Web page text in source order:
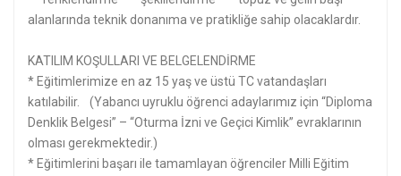
alanlarında teknik donanıma ve pratikliğe sahip olacaklardır.
KATILIM KOŞULLARI VE BELGELENDİRME
* Eğitimlerimize en az 15 yaş ve üstü TC vatandaşları
katılabilir. (Yabancı uyruklu öğrenci adaylarımız için “Diploma
Denklik Belgesi” – “Oturma İzni ve Geçici Kimlik” evraklarının
olması gerekmektedir.)
* Eğitimlerini başarı ile tamamlayan öğrenciler Milli Eğitim